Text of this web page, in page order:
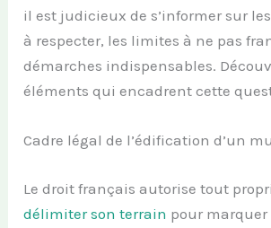
il est judicieux de s’informer sur
à respecter, les limites à ne pas
démarches indispensables.
éléments qui encadrent cette
Cadre légal de l’édification d’un
Le droit français autorise tout
délimiter son terrain pour marquer